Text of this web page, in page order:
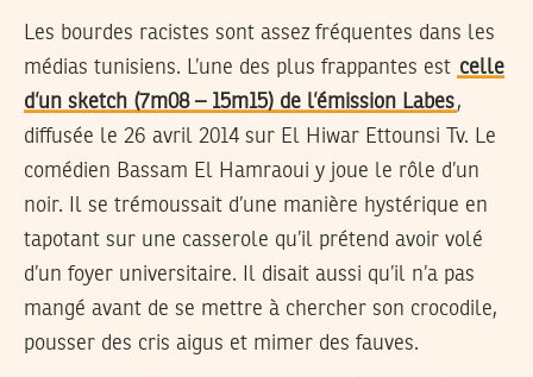
Les bourdes racistes sont assez fréquentes dans les
médias tunisiens. L’une des plus frappantes est celle
d’un sketch (7m08 – 15m15) de l’émission Labes,
diffusée le 26 avril 2014 sur El Hiwar Ettounsi Tv. Le
comédien Bassam El Hamraoui y joue le rôle d’un
noir. Il se trémoussait d’une manière hystérique en
tapotant sur une casserole qu’il prétend avoir volé
d’un foyer universitaire. Il disait aussi qu’il n’a pas
mangé avant de se mettre à chercher son crocodile,
pousser des cris aigus et mimer des fauves.